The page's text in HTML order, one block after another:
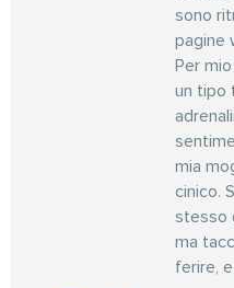
sono
pagine
Per
un tipo
mia
cinico.
stesso
ma
ferire,